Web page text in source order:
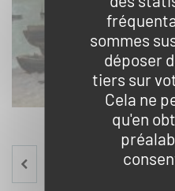
PRÉCÉDENTE
sommes
déposer
tiers sur
Cela ne
qu'en